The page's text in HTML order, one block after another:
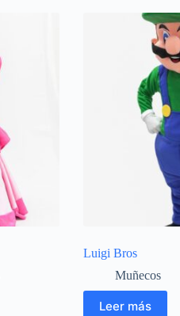
Luigi Bros
Muñecos
Leer más